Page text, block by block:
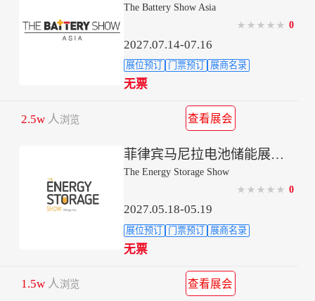
The Battery Show Asia
★ ★ ★ ★ ★ 0
2027.07.14-07.16
展位预订 门票预订 展商名录
无票
2.5w人 浏览 查看展会
菲律宾马尼拉电池储能展览会
The Energy Storage Show
★ ★ ★ ★ ★ 0
2027.05.18-05.19
展位预订 门票预订 展商名录
无票
1.5w人浏览 查看展会